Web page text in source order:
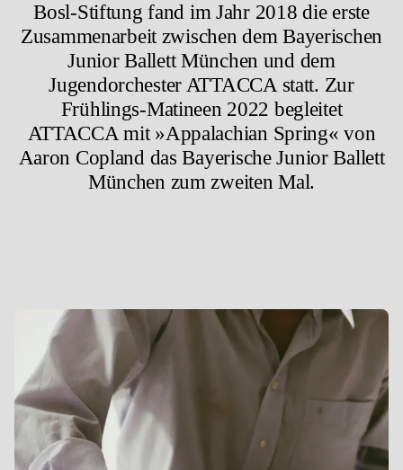
Bosl-Stiftung fand im Jahr 2018 die erste
Zusammenarbeit zwischen dem Bayerischen
Junior Ballett München und dem
Jugendorchester ATTACCA statt. Zur
Frühlings-Matineen 2022 begleitet
ATTACCA mit »Appalachian Spring« von
Aaron Copland das Bayerische Junior Ballett
München zum zweiten Mal.